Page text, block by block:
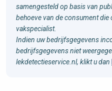
samengesteld op basis van
behoeve van de consument die
vakspecialist.
Indien uw bedrijfsgegevens
bedrijfsgegevens niet
lekdetectieservice.nl, klikt u dan